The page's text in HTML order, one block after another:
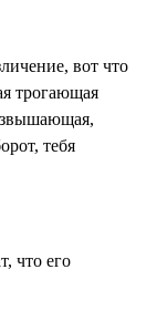
вот что
трогающая
тебя
что его